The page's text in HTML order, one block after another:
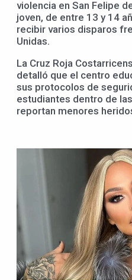
violencia en San Felipe
joven, de entre 13 y 14
recibir varios disparos
Unidas.
La Cruz Roja
detalló que el centro
sus protocolos de
estudiantes dentro de
reportan menores